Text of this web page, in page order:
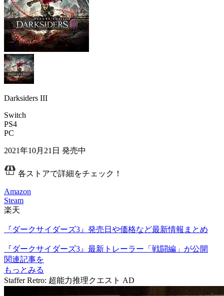
Darksiders III
Switch
PS4
PC
2021年10月21日 発売中
各ストアで詳細をチェック！
Amazon
Steam
楽天
『ダークサイダーズ3』発売日や価格など最新情報まとめ
『ダークサイダーズ3』最新トレーラー「戦闘編」が公開
関連記事を
もっとみる
Staffer Retro: 超能力推理クエスト AD